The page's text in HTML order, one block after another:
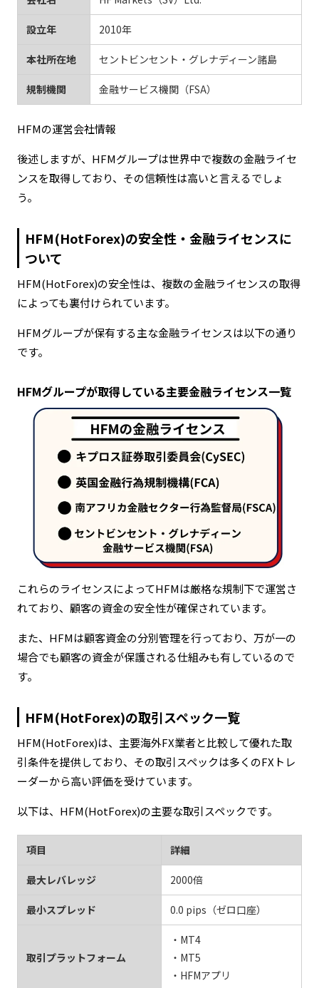
設立年 2010年
本社所在地 セントビンセント・グレナディーン諸島
規制機関 金融サービス機関（FSA）
HFMの運営会社情報
後述しますが、HFMグループは世界中で複数の金融ライセ
ンスを取得しており、その信頼性は高いと言えるでしょ
う。
HFM(HotForex)の安全性・金融ライセンスに
ついて
HFM(HotForex)の安全性は、複数の金融ライセンスの取得
によっても裏付けられています。
HFMグループが保有する主な金融ライセンスは以下の通り
です。
HFMグループが取得している主要金融ライセンス一覧
これらのライセンスによってHFMは厳格な規制下で運営さ
れており、顧客の資金の安全性が確保されています。
また、HFMは顧客資金の分別管理を行っており、万が一の
場合でも顧客の資金が保護される仕組みも有しているので
す。
HFM(HotForex)の取引スペック一覧
HFM(HotForex)は、主要海外FX業者と比較して優れた取
引条件を提供しており、その取引スペックは多くのFXトレ
ーダーから高い評価を受けています。
以下は、HFM(HotForex)の主要な取引スペックです。
項目 詳細
最大レバレッジ 2000倍
最小スプレッド 0.0 pips（ゼロ口座）
取引プラットフォーム
・MT4
・MT5
・HFMアプリ